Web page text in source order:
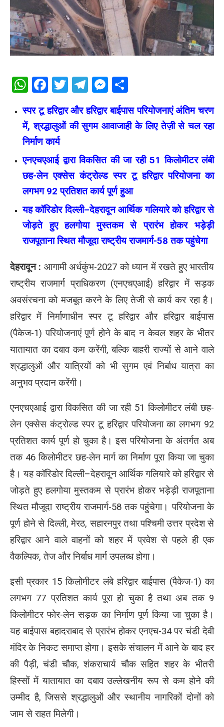
WhatsApp
Facebook
Twitter
Telegram
Messenger
स्पर टू हरिद्वार और हरिद्वार बाईपास परियोजनाएं अंतिम चरण
में, श्रद्धालुओं की सुगम आवाजाही के लिए तेज़ी से चल रहा
निर्माण कार्य
एनएचएआई द्वारा विकसित की जा रही 51 किलोमीटर लंबी
छह-लेन एक्सेस कंट्रोल्ड स्पर टू हरिद्वार परियोजना का
लगभग 92 प्रतिशत कार्य पूर्ण हुआ
यह कॉरिडोर दिल्ली–देहरादून आर्थिक गलियारे को हरिद्वार से
जोड़ते हुए हलगोया मुस्तकम से प्रारंभ होकर भड़ेड़ी
राजपूताना स्थित मौजूदा राष्ट्रीय राजमार्ग-58 तक पहुंचेगा
देहरादून : आगामी अर्धकुंभ-2027 को ध्यान में रखते हुए भारतीय
राष्ट्रीय राजमार्ग प्राधिकरण (एनएचएआई) हरिद्वार में सड़क
अवसंरचना को मजबूत करने के लिए तेजी से कार्य कर रहा है।
हरिद्वार में निर्माणाधीन स्पर टू हरिद्वार और हरिद्वार बाईपास
(पैकेज-1) परियोजनाएं पूर्ण होने के बाद न केवल शहर के भीतर
यातायात का दबाव कम करेंगी, बल्कि बाहरी राज्यों से आने वाले
श्रद्धालुओं और यात्रियों को भी सुगम एवं निर्बाध यात्रा का
अनुभव प्रदान करेंगी।
एनएचएआई द्वारा विकसित की जा रही 51 किलोमीटर लंबी छह-
लेन एक्सेस कंट्रोल्ड स्पर टू हरिद्वार परियोजना का लगभग 92
प्रतिशत कार्य पूर्ण हो चुका है। इस परियोजना के अंतर्गत अब
तक 46 किलोमीटर छह-लेन मार्ग का निर्माण पूरा किया जा चुका
है। यह कॉरिडोर दिल्ली–देहरादून आर्थिक गलियारे को हरिद्वार से
जोड़ते हुए हलगोया मुस्तकम से प्रारंभ होकर भड़ेड़ी राजपूताना
स्थित मौजूदा राष्ट्रीय राजमार्ग-58 तक पहुंचेगा। परियोजना के
पूर्ण होने से दिल्ली, मेरठ, सहारनपुर तथा पश्चिमी उत्तर प्रदेश से
हरिद्वार आने वाले वाहनों को शहर में प्रवेश से पहले ही एक
वैकल्पिक, तेज और निर्बाध मार्ग उपलब्ध होगा।
इसी प्रकार 15 किलोमीटर लंबे हरिद्वार बाईपास (पैकेज-1) का
लगभग 77 प्रतिशत कार्य पूरा हो चुका है तथा अब तक 9
किलोमीटर फोर-लेन सड़क का निर्माण पूर्ण किया जा चुका है।
यह बाईपास बहादराबाद से प्रारंभ होकर एनएच-34 पर चंडी देवी
मंदिर के निकट समाप्त होगा। इसके संचालन में आने के बाद हर
की पैड़ी, चंडी चौक, शंकराचार्य चौक सहित शहर के भीतरी
हिस्सों में यातायात का दबाव उल्लेखनीय रूप से कम होने की
उम्मीद है, जिससे श्रद्धालुओं और स्थानीय नागरिकों दोनों को
जाम से राहत मिलेगी।